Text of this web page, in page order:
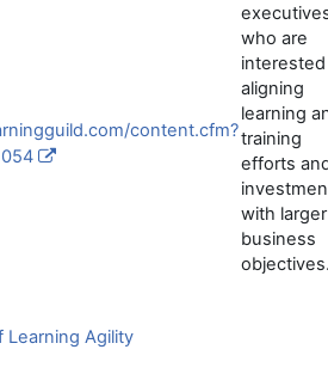
who are
aligning
learning
training
efforts
with larger
business
content.cfm?
Learning Agility